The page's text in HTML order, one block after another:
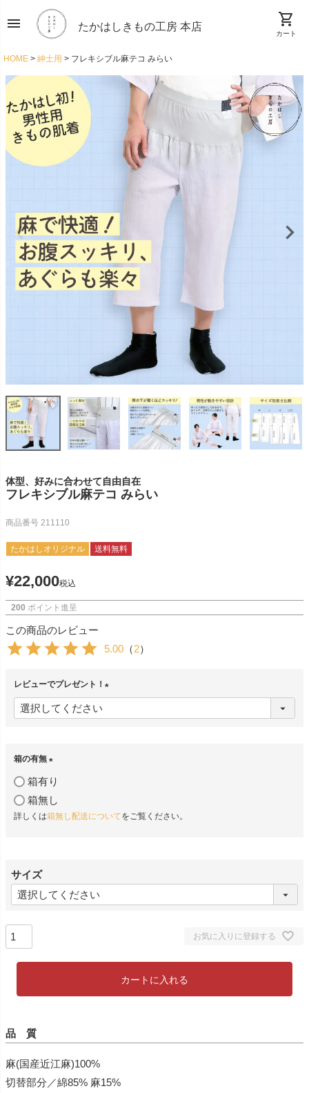
menu たかはしきもの工房 本店 shopping_cart
カート
HOME 紳士用 フレキシブル麻テコ みらい
体型、好みに合わせて自由自在
フレキシブル麻テコ みらい
商品番号 211110
たかはしオリジナル 送料無料
¥22,000税込
200 ポイント進呈
この商品のレビュー
5.00 （2）
レビューでプレゼント！
必
箱の有無
(
須
)
箱有り
箱無し
詳しくは箱無し配送についてをご覧ください。
サイズ
お気に入りに登録する
カートに入れる
品 質
麻(国産近江麻)100%
切替部分／綿85% 麻15%